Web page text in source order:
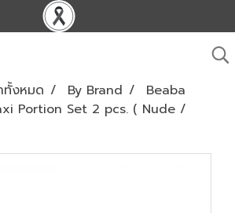
ทั้งหมด By Brand
Beaba
Portion Set 2 pcs. ( Nude /